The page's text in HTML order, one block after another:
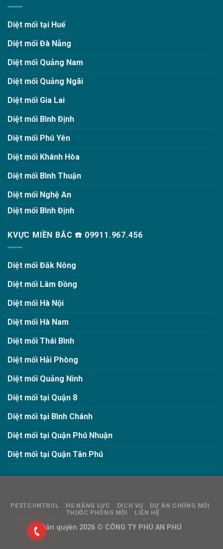
Diệt mối tại Huế
Diệt mối Đà Nẵng
Diệt mối Quảng Nam
Diệt mối Quảng Ngãi
Diệt mối Gia Lai
Diệt mối Bình Định
Diệt mối Phú Yên
Diệt mối Khánh Hòa
Diệt mối Bình Thuận
Diệt mối Nghệ An
Diệt mối Bình Định
KVỰC MIỀN BẮC ☎️ 09911.967.456
Diệt mối Đăk Nông
Diệt mối Lâm Đồng
Diệt mối Hà Nội
Diệt mối Hà Nam
Diệt mối Thái Bình
Diệt mối Hải Phòng
Diệt mối Quảng Ninh
Diệt mối tại Quận 8
Diệt mối tại Bình Chánh
Diệt mối tại Quận Phú Nhuận
Diệt mối tại Quận Tân Phú
PESTCONTROL HS NĂNG LỰC DỊCH VỤ
DỰ ÁN CHỐNG MỐI
THUỐC PHÒNG MỐI
LIÊN HỆ
Bản quyền 2026 © CÔNG TY PHÚ AN PHÚ